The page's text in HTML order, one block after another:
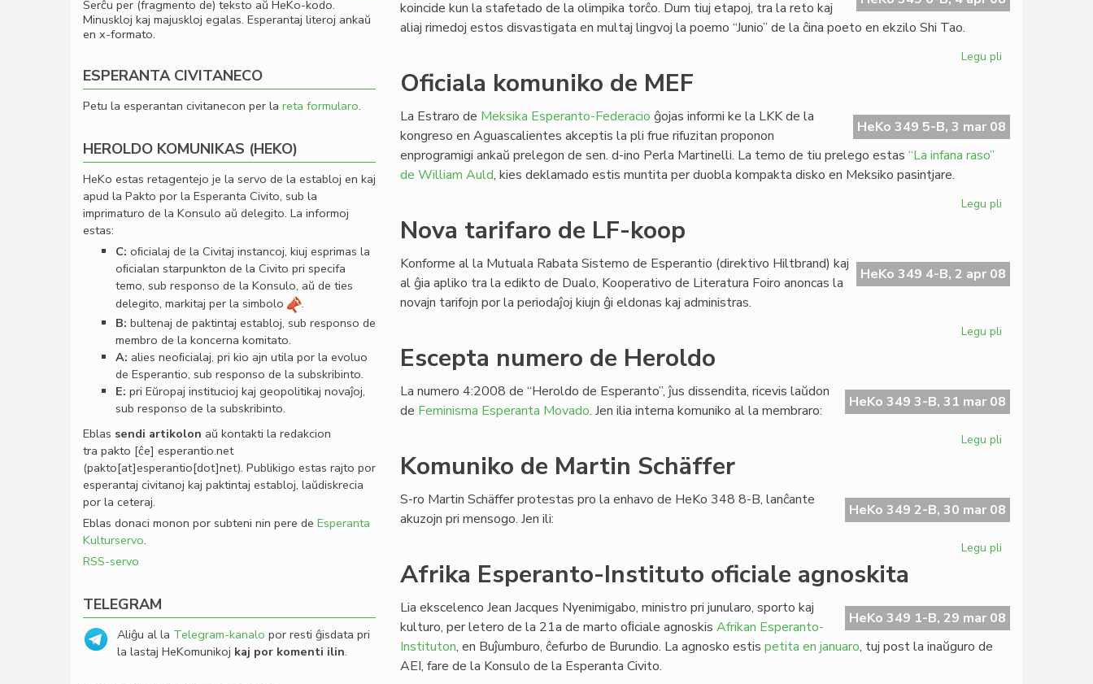
koincide kun la stafetado de la olimpika torĉo. Dum tiuj etapoj, tra la reto kaj
aliaj rimedoj estos disvastigata en multaj lingvoj la poemo “Junio” de la ĉina poeto en ekzilo Shi Tao.
Legu pli
en
Ĉinio
Oficiala komuniko de MEF
HeKo 349 5-B, 3 mar 08
La Estraro de Meksika Esperanto-Federacio ĝojas informi ke la LKK de la
kongreso en Aguascalientes akceptis la pli frue rifuzitan proponon
enprogramigi ankaŭ prelegon de sen. d-ino Perla Martinelli. La temo de tiu prelego estas “La infana raso”
de William Auld, kies deklamado estis muntita per duobla kompakta disko en Meksiko pasintjare.
Legu pli
MEF
Nova tarifaro de LF-koop
HeKo 349 4-B, 2 apr 08
Konforme al la Mutuala Rabata Sistemo de Esperantio (direktivo Hiltbrand) kaj
al ĝia apliko tra la edikto de Dualo, Kooperativo de Literatura Foiro anoncas la
novajn tarifojn por la periodaĵoj kiujn ĝi eldonas kaj administras.
Legu pli
LF-
koop
Escepta numero de Heroldo
HeKo 349 3-B, 31 mar 08
La numero 4:2008 de “Heroldo de Esperanto”, ĵus dissendita, ricevis laŭdon
de Feminisma Esperanta Movado. Jen ilia interna komuniko al la membraro:
Legu pli
Heroldo
Komuniko de Martin Schäffer
HeKo 349 2-B, 30 mar 08
S-ro Martin Schäffer protestas pro la enhavo de HeKo 348 8-B, lanĉante
akuzojn pri mensogo. Jen ili:
Legu pli
Schäffer
Afrika Esperanto-Instituto oficiale agnoskita
HeKo 349 1-B, 29 mar 08
Lia ekscelenco Jean Jacques Nyenimigabo, ministro pri junularo, sporto kaj
kulturo, per letero de la 21a de marto oﬁciale agnoskis Afrikan Esperanto-
Instituton, en Buĵumburo, ĉefurbo de Burundio. La agnosko estis petita en januaro, tuj post la inaŭguro de
AEI, fare de la Konsulo de la Esperanta Civito.
Serĉu per (fragmento de) teksto aŭ HeKo-kodo.
Minuskloj kaj majuskloj egalas. Esperantaj literoj ankaŭ
en x-formato.
ESPERANTA CIVITANECO
Petu la esperantan civitanecon per la reta formularo.
HEROLDO KOMUNIKAS (HEKO)
HeKo estas retagentejo je la servo de la establoj en kaj
apud la Pakto por la Esperanta Civito, sub la
imprimaturo de la Konsulo aŭ delegito. La informoj
estas:
C: oﬁcialaj de la Civitaj instancoj, kiuj esprimas la
oﬁcialan starpunkton de la Civito pri specifa
temo, sub responso de la Konsulo, aŭ de ties
delegito, markitaj per la simbolo
.
B: bultenaj de paktintaj establoj, sub responso de
membro de la koncerna komitato.
A: alies neoﬁcialaj, pri kio ajn utila por la evoluo
de Esperantio, sub responso de la subskribinto.
E: pri Eŭropaj institucioj kaj geopolitikaj novaĵoj,
sub responso de la subskribinto.
Eblas sendi artikolon aŭ kontakti la redakcion
tra pakto [ĉe] esperantio.net
(pakto[at]esperantio[dot]net). Publikigo estas rajto por
esperantaj civitanoj kaj paktintaj establoj, laŭdiskrecia
por la ceteraj.
Eblas donaci monon por subteni nin pere de Esperanta
Kulturservo.
RSS-servo
TELEGRAM
Aliĝu al la Telegram-kanalo por resti ĝisdata pri
la lastaj HeKomunikoj kaj por komenti ilin.